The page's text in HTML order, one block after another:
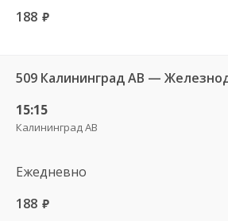
188 руб.
15:15
Калининград АВ
Ежедневно
188 руб.